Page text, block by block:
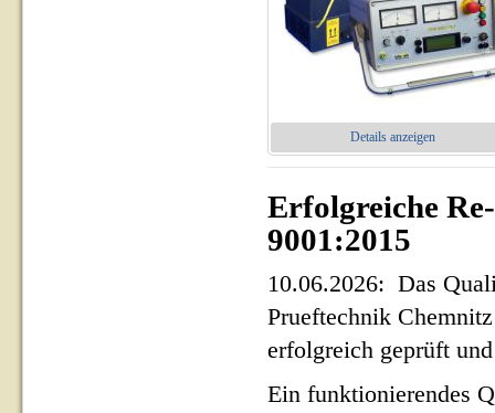
Details anzeigen
Erfolgreiche
9001:2015
10.06.2026: Das
Prueftechnik
erfolgreich geprüft
Ein funktionierendes